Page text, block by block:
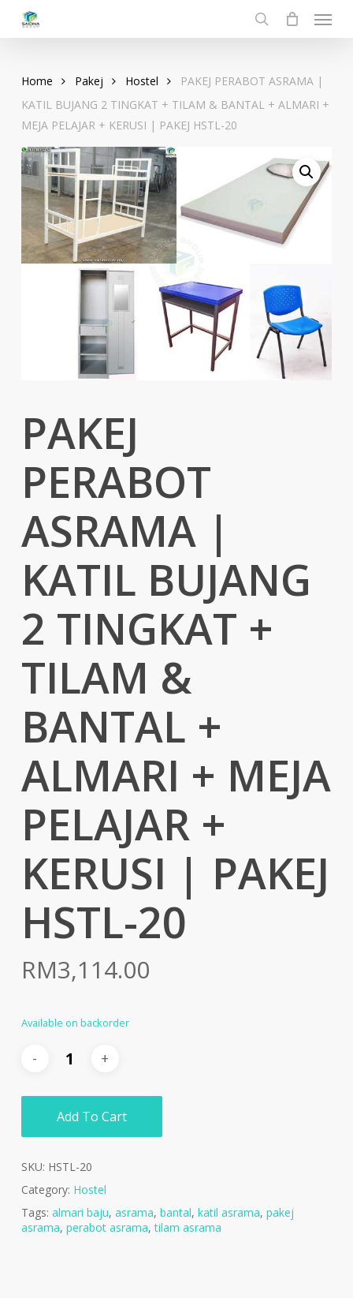
search
Menu
Home Pakej Hostel
PAKEJ PERABOT ASRAMA |
KATIL BUJANG 2 TINGKAT + TILAM & BANTAL + ALMARI +
MEJA PELAJAR + KERUSI | PAKEJ HSTL-20
PAKEJ
PERABOT
ASRAMA |
KATIL BUJANG
2 TINGKAT +
TILAM &
BANTAL +
ALMARI + MEJA
PELAJAR +
KERUSI | PAKEJ
HSTL-20
RM3,114.00
Available on backorder
Add To Cart
SKU: HSTL-20
Category: Hostel
Tags: almari baju, asrama, bantal, katil asrama, pakej
asrama, perabot asrama,tilam asrama